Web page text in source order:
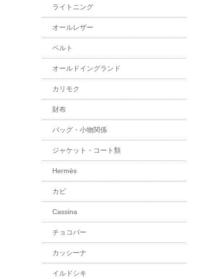
ライトニング
オールレザー
ベルト
オールドイングランド
カリモク
財布
バッグ・小物関係
ジャケット・コート類
Hermès
カビ
Cassina
チョコバー
カッシーナ
イルドシキ